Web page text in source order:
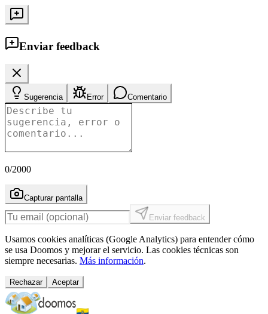
Enviar feedback
Sugerencia Error Comentario
0/2000
Capturar pantalla
Enviar feedback
Usamos cookies analíticas (Google Analytics) para entender cómo
se usa Doomos y mejorar el servicio. Las cookies técnicas son
siempre necesarias. Más información.
Rechazar Aceptar